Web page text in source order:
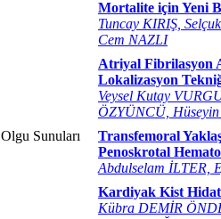
Mortalite için Yeni
Tuncay KIRIŞ,
Cem NAZLI
Atriyal Fibrilasyon
Lokalizasyon
Veysel Kutay
ÖZYÜNCÜ,
Olgu Sunuları
Transfemoral
Penoskrotal
Abdulselam İLTER,
Kardiyak Kist
Kübra DEMİR